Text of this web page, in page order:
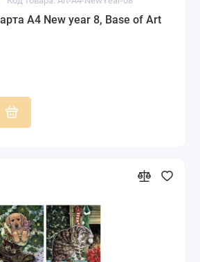
А4 New year 8, Base of Art